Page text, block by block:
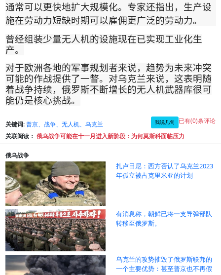
通常可以更快地扩大规模化。专家还指出，生产设
施在劳动力短缺时期可以雇佣更广泛的劳动力。
曾经组装少量无人机的设施现在已实现工业化生
产。
对于欧洲各地的军事规划者来说，趋势为未来冲突
可能的作战提供了一瞥。对乌克兰来说，这表明随
着战争持续，俄罗斯不断增长的无人机武器库很可
能仍是核心挑战。
关键词: 普京、战争、无人机、乌克兰 我说几句 已有(0)条评论
关联阅读： 俄乌战争可能在十一月进入新阶段：为何莫斯科面临压力
俄乌战争
扎卢日尼：西方否认了乌克兰2023
年孤立被占克里米亚的计划
有消息称，朝鲜已将一支导弹部队
转移至俄罗斯。
乌克兰的攻势摧毁了俄罗斯联邦的
一个主要优势：甚至普京也不再假